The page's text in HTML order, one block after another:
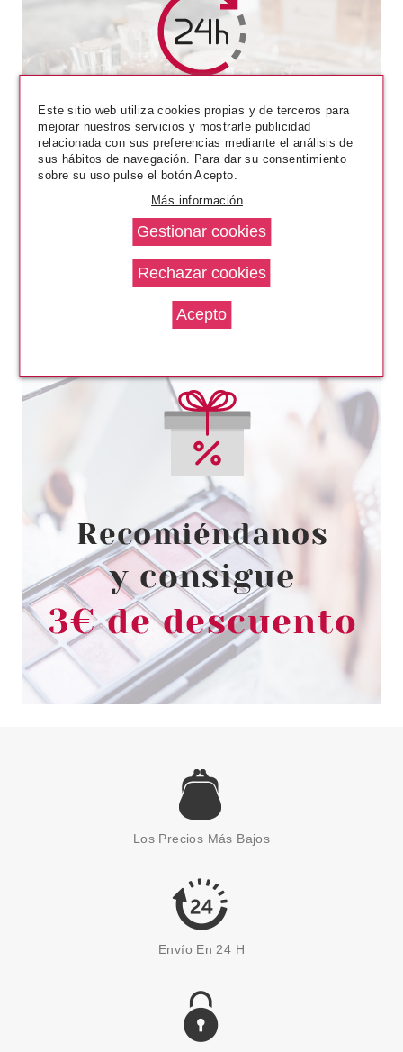
ESMALTE DE UÑAS 71 FAUX
PEARL
Pvr 1.99€
-15%
desde
1.70€
ESSENCE
ESSENCE I LOVE TRENDS THE
JELLYS ESMALTE DE UÑAS 29
PINK LAGOON
-11%
desde
2.72€
ESSENCE
ESSENCE GEL NAIL COLOUR
ESMALTE DE UÑAS 80 MAUVE
OVER DARLING
1.72€
Los Precios Más Bajos
Envío En 24 H
Este sitio web utiliza cookies propias y de terceros para
mejorar nuestros servicios y mostrarle publicidad
relacionada con sus preferencias mediante el análisis de
sus hábitos de navegación. Para dar su consentimiento
sobre su uso pulse el botón Acepto.
Más información